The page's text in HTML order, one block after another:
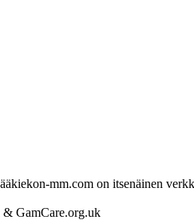
mm.com on itsenäinen
& GamCare.org.uk